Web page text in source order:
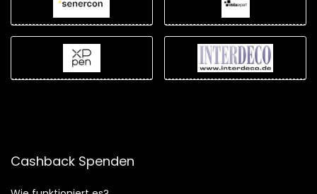
Cashback Spenden